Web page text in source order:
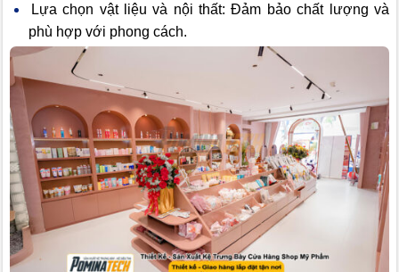
Lựa chọn vật liệu và nội thất: Đảm bảo chất lượng và
phù hợp với phong cách.